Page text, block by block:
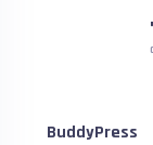
BuddyPress